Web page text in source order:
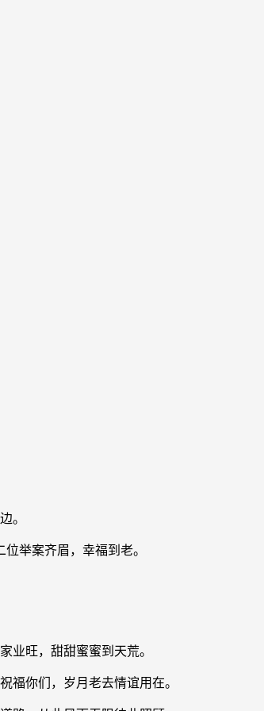
。
举案齐眉，幸福到老。
业旺，甜甜蜜蜜到天荒。
福你们，岁月老去情谊用在。